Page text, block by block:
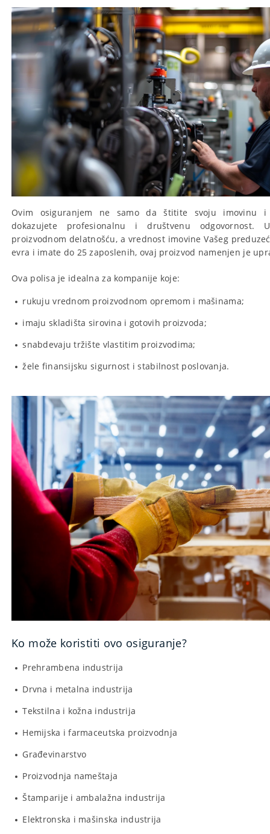
Ovim osiguranjem ne samo da štitite svoju imovinu
dokazujete profesionalnu i društvenu odgovornost.
proizvodnom delatnošću, a vrednost imovine Vašeg
evra i imate do 25 zaposlenih, ovaj proizvod namenjen je
Ova polisa je idealna za kompanije koje:
rukuju vrednom proizvodnom opremom i mašinama;
imaju skladišta sirovina i gotovih proizvoda;
snabdevaju tržište vlastitim proizvodima;
žele finansijsku sigurnost i stabilnost poslovanja.
Ko može koristiti ovo osiguranje?
Prehrambena industrija
Drvna i metalna industrija
Tekstilna i kožna industrija
Hemijska i farmaceutska proizvodnja
Građevinarstvo
Proizvodnja nameštaja
Štamparije i ambalažna industrija
Elektronska i mašinska industrija